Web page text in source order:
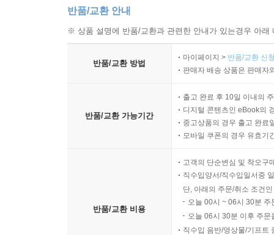
반품/교환 안내
※ 상품 설명에 반품/교환과 관련한 안내가 있는경우 아
반품/교환 방법
마이페이지 > 반품/교환 신
판매자 배송 상품은 판매자
반품/교환 가능기간
출고 완료 후 10일 이내의
디지털 콘텐츠인 eBook의
중고상품의 경우 출고 완료
모바일 쿠폰의 경우 유효기
반품/교환 비용
고객의 단순변심 및 착오구
직수입양서/직수입일서중
단, 아래의 주문/취소 조건
오늘 00시 ~ 06시 30분
오늘 06시 30분 이후 주
직수입 음반/영상물/기프트